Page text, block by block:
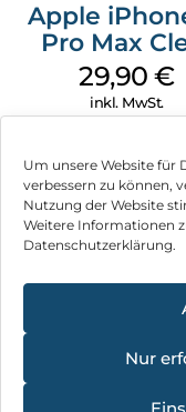
Um unsere Website für
verbessern zu können,
Nutzung der Website
Weitere Informationen
Datenschutzerklärung.
Nur
Apple
Pro Max
Case
Transparent
29,90€
inkl. MwSt.
Impressum
Hinweis zur